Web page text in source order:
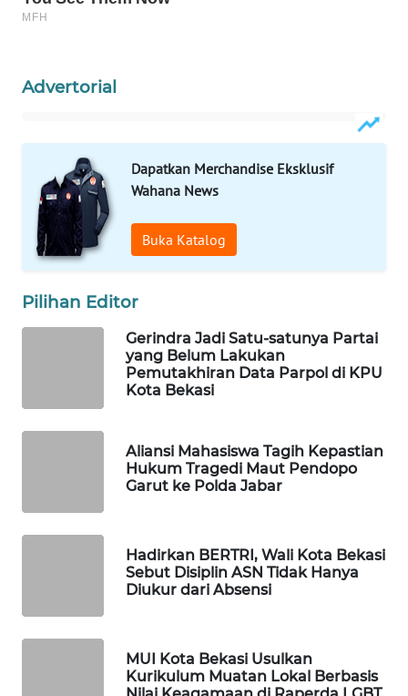
Advertorial
Dapatkan Merchandise Eksklusif
Wahana News
Buka Katalog
Pilihan Editor
Gerindra Jadi Satu-satunya Partai
yang Belum Lakukan
Pemutakhiran Data Parpol di KPU
Kota Bekasi
Aliansi Mahasiswa Tagih Kepastian
Hukum Tragedi Maut Pendopo
Garut ke Polda Jabar
Hadirkan BERTRI, Wali Kota Bekasi
Sebut Disiplin ASN Tidak Hanya
Diukur dari Absensi
MUI Kota Bekasi Usulkan
Kurikulum Muatan Lokal Berbasis
LAPAK
Wahana
Network
KONSUMEN
LISTRIK
MASYARAKAT
KELISTRIKAN
WALINKI
ID
MARTABAT
NET
LKKI